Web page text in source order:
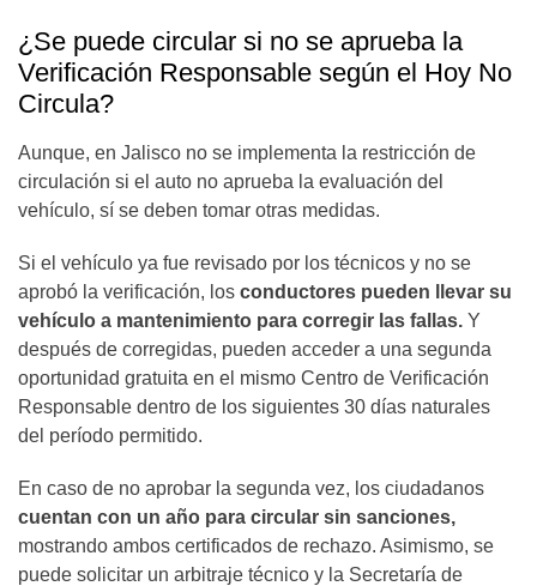
¿Se puede circular si no se aprueba la
Verificación Responsable según el Hoy No
Circula?
Aunque, en Jalisco no se implementa la restricción de
circulación si el auto no aprueba la evaluación del
vehículo, sí se deben tomar otras medidas.
Si el vehículo ya fue revisado por los técnicos y no se
aprobó la verificación, los conductores pueden llevar su
vehículo a mantenimiento para corregir las fallas. Y
después de corregidas, pueden acceder a una segunda
oportunidad gratuita en el mismo Centro de Verificación
Responsable dentro de los siguientes 30 días naturales
del período permitido.
En caso de no aprobar la segunda vez, los ciudadanos
cuentan con un año para circular sin sanciones,
mostrando ambos certificados de rechazo. Asimismo, se
puede solicitar un arbitraje técnico y la Secretaría de